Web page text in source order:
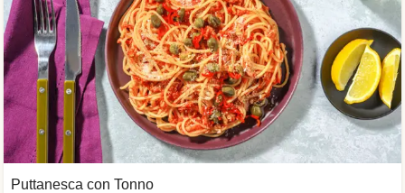
Puttanesca con Tonno